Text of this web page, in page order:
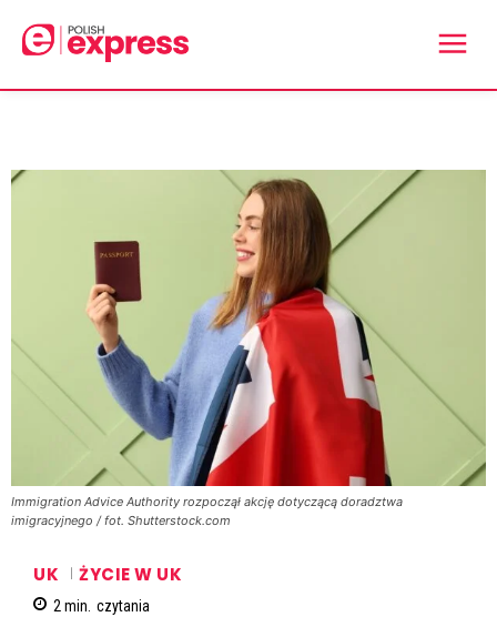
Immigration Advice Authority rozpoczął akcję dotyczącą doradztwa
imigracyjnego / fot. Shutterstock.com
UK ŻYCIE W UK
2min. czytania